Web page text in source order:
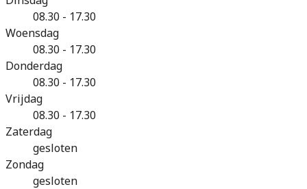
08.30 - 17.30
Woensdag
08.30 - 17.30
Donderdag
08.30 - 17.30
Vrijdag
08.30 - 17.30
Zaterdag
gesloten
Zondag
gesloten